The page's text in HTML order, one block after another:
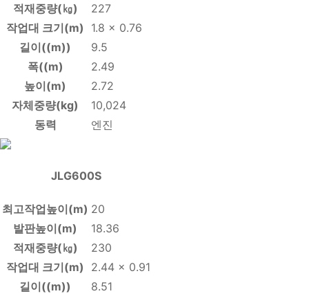
적재중량(㎏)
227
작업대 크기(m)
1.8 x 0.76
길이((m))
9.5
폭((m)
2.49
높이(m)
2.72
자체중량(kg)
10,024
동력
엔진
JLG600S
최고작업높이(m) 20
발판높이(m)
18.36
적재중량(㎏)
230
작업대 크기(m)
2.44 x 0.91
길이((m))
8.51